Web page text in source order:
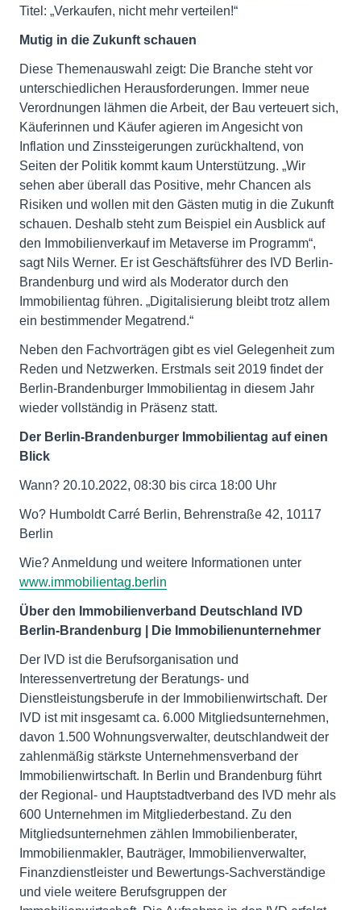
Titel: „Verkaufen, nicht mehr verteilen!“
Mutig in die Zukunft schauen
Diese Themenauswahl zeigt: Die Branche steht vor
unterschiedlichen Herausforderungen. Immer neue
Verordnungen lähmen die Arbeit, der Bau verteuert sich,
Käuferinnen und Käufer agieren im Angesicht von
Inflation und Zinssteigerungen zurückhaltend, von
Seiten der Politik kommt kaum Unterstützung. „Wir
sehen aber überall das Positive, mehr Chancen als
Risiken und wollen mit den Gästen mutig in die Zukunft
schauen. Deshalb steht zum Beispiel ein Ausblick auf
den Immobilienverkauf im Metaverse im Programm“,
sagt Nils Werner. Er ist Geschäftsführer des IVD Berlin-
Brandenburg und wird als Moderator durch den
Immobilientag führen. „Digitalisierung bleibt trotz allem
ein bestimmender Megatrend.“
Neben den Fachvorträgen gibt es viel Gelegenheit zum
Reden und Netzwerken. Erstmals seit 2019 findet der
Berlin-Brandenburger Immobilientag in diesem Jahr
wieder vollständig in Präsenz statt.
Der Berlin-Brandenburger Immobilientag auf einen
Blick
Wann? 20.10.2022, 08:30 bis circa 18:00 Uhr
Wo? Humboldt Carré Berlin, Behrenstraße 42, 10117
Berlin
Wie? Anmeldung und weitere Informationen unter
www.immobilientag.berlin
Über den Immobilienverband Deutschland IVD
Berlin-Brandenburg | Die Immobilienunternehmer
Der IVD ist die Berufsorganisation und
Interessenvertretung der Beratungs- und
Dienstleistungsberufe in der Immobilienwirtschaft. Der
IVD ist mit insgesamt ca. 6.000 Mitgliedsunternehmen,
davon 1.500 Wohnungsverwalter, deutschlandweit der
zahlenmäßig stärkste Unternehmensverband der
Immobilienwirtschaft. In Berlin und Brandenburg führt
der Regional- und Hauptstadtverband des IVD mehr als
600 Unternehmen im Mitgliederbestand. Zu den
Mitgliedsunternehmen zählen Immobilienberater,
Immobilienmakler, Bauträger, Immobilienverwalter,
Finanzdienstleister und Bewertungs-Sachverständige
und viele weitere Berufsgruppen der